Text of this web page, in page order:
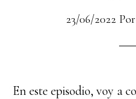
23/06/2022 Por
En este episodio, voy a